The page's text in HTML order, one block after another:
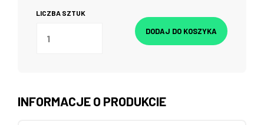
LICZBA SZTUK
DODAJ DO KOSZYKA
INFORMACJE O PRODUKCIE